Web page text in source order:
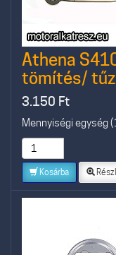
Athena
tömítés/
3.150 Ft
Mennyiségi egység
Kosárba